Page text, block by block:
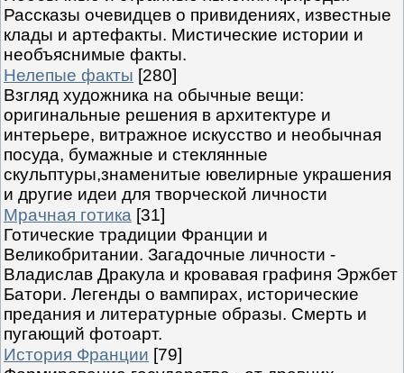
Рассказы очевидцев о привидениях, известные
клады и артефакты. Мистические истории и
необъяснимые факты.
Нелепые факты [280]
Взгляд художника на обычные вещи:
оригинальные решения в архитектуре и
интерьере, витражное искусство и необычная
посуда, бумажные и стеклянные
скульптуры,знаменитые ювелирные украшения
и другие идеи для творческой личности
Мрачная готика [31]
Готические традиции Франции и
Великобритании. Загадочные личности -
Владислав Дракула и кровавая графиня Эржбет
Батори. Легенды о вампирах, исторические
предания и литературные образы. Смерть и
пугающий фотоарт.
История Франции [79]